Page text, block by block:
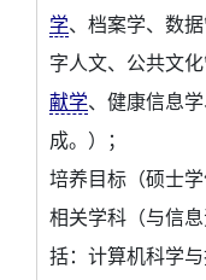
学、档案学、数
字人文、公共文化
献学、健康信息
成。）；
培养目标（硕士学
相关学科（与信
括：计算机科学